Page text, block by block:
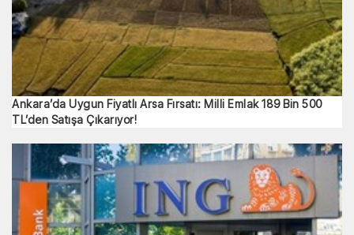
Ankara’da Uygun Fiyatlı Arsa Fırsatı: Milli Emlak 189 Bin 500
TL’den Satışa Çıkarıyor!